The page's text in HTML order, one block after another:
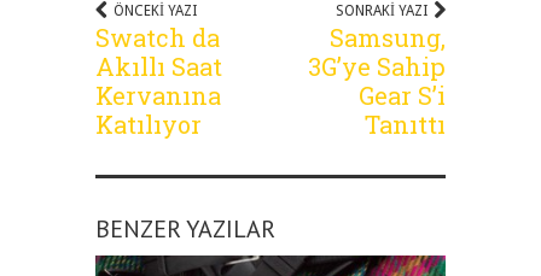
ÖNCEKI YAZI
Swatch da
Akıllı Saat
Kervanına
Katılıyor
SONRAKI YAZI
Samsung,
3G’ye Sahip
Gear S’i
Tanıttı
BENZER YAZILAR